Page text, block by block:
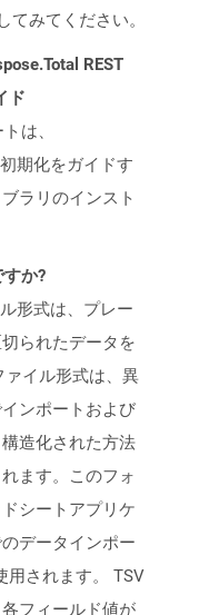
てみてください。
REST
ド
は、
期化をガイドす
ラリのインスト
か?
形式は、プレー
られたデータを
ァイル形式は、異
ンポートおよび
造化された方法
ます。このフォ
シートアプリケ
データインポー
用されます。 TSV
フィールド値が